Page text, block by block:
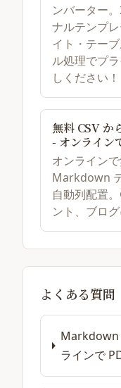
ンバーター
ナルテンプ
イト・テー
ル処理でプ
しください！
無料 CSV
- オンライン
オンライン
Markdown
自動列配置
ント、ブロ
よくある質問
Markdown
ラインで